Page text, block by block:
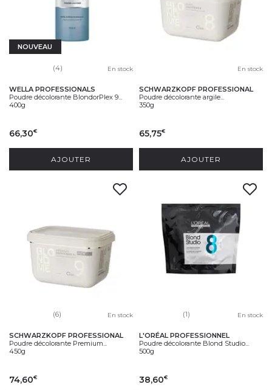
NOUVEAU
(4) En stock
WELLA PROFESSIONALS
Poudre décolorante BlondorPlex 9...
400g
66,30€
AJOUTER
En stock
SCHWARZKOPF PROFESSIONAL
Poudre décolorante argile...
350g
65,75€
AJOUTER
(6) En stock
SCHWARZKOPF PROFESSIONAL
Poudre décolorante Premium...
450g
74,60€
(1) En stock
L'ORÉAL PROFESSIONNEL
Poudre décolorante Blond Studio...
500g
38,60€